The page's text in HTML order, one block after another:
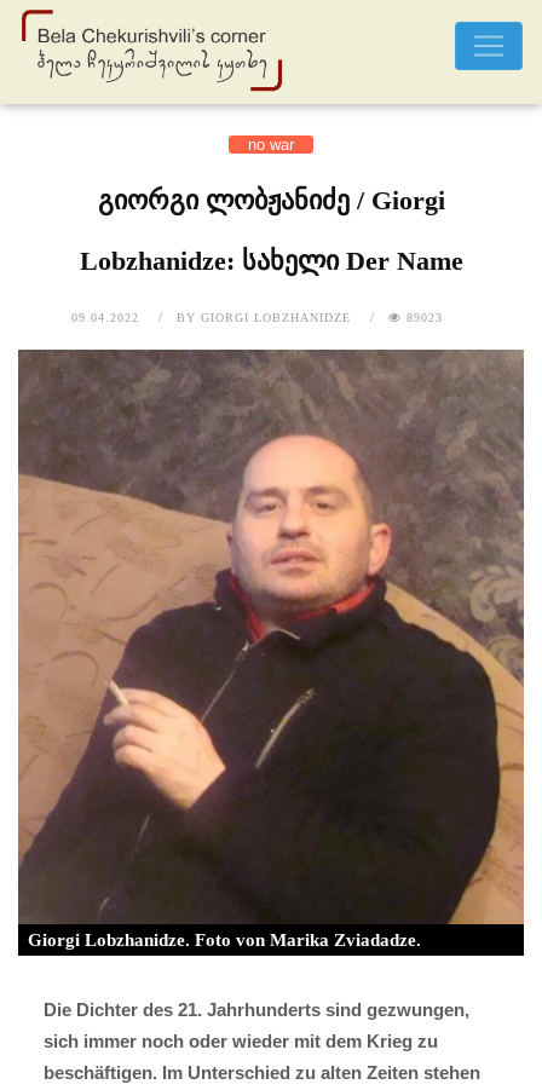
no war
გიორგი ლობჟანიძე / Giorgi
Lobzhanidze: სახელი Der Name
09.04.2022 BY GIORGI LOBZHANIDZE 89023
Giorgi Lobzhanidze. Foto von Marika Zviadadze.
Die Dichter des 21. Jahrhunderts sind gezwungen,
sich immer noch oder wieder mit dem Krieg zu
beschäftigen. Im Unterschied zu alten Zeiten stehen